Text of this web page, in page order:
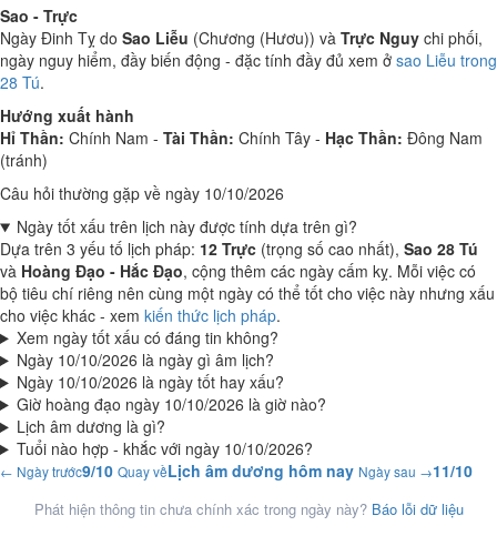
Sao - Trực
Ngày Đinh Tỵ do Sao Liễu (Chương (Hươu)) và Trực Nguy chi phối,
ngày nguy hiểm, đầy biến động - đặc tính đầy đủ xem ở sao Liễu trong
28 Tú.
Hướng xuất hành
Hỉ Thần: Chính Nam - Tài Thần: Chính Tây - Hạc Thần: Đông Nam
(tránh)
Câu hỏi thường gặp về ngày 10/10/2026
Ngày tốt xấu trên lịch này được tính dựa trên gì?
Dựa trên 3 yếu tố lịch pháp: 12 Trực (trọng số cao nhất), Sao 28 Tú
và Hoàng Đạo - Hắc Đạo, cộng thêm các ngày cấm kỵ. Mỗi việc có
bộ tiêu chí riêng nên cùng một ngày có thể tốt cho việc này nhưng xấu
cho việc khác - xem kiến thức lịch pháp.
Xem ngày tốt xấu có đáng tin không?
Ngày 10/10/2026 là ngày gì âm lịch?
Ngày 10/10/2026 là ngày tốt hay xấu?
Giờ hoàng đạo ngày 10/10/2026 là giờ nào?
Lịch âm dương là gì?
Tuổi nào hợp - khắc với ngày 10/10/2026?
← Ngày trước9/10 Quay vềLịch âm dương hôm nay Ngày sau →11/10
Phát hiện thông tin chưa chính xác trong ngày này? Báo lỗi dữ liệu